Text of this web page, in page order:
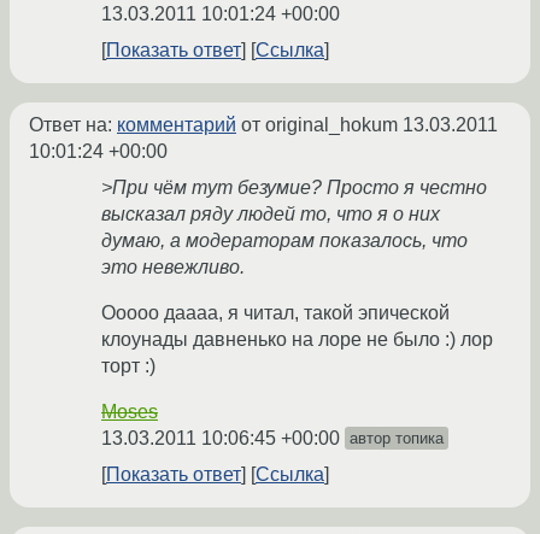
13.03.2011 10:01:24 +00:00
Показать ответ
Ссылка
Ответ на: комментарий от original_hokum 13.03.2011
10:01:24 +00:00
>При чём тут безумие? Просто я честно
высказал ряду людей то, что я о них
думаю, а модераторам показалось, что
это невежливо.
Ооооо даааа, я читал, такой эпической
клоунады давненько на лоре не было :) лор
торт :)
Moses
13.03.2011 10:06:45 +00:00 автор топика
Показать ответ Ссылка